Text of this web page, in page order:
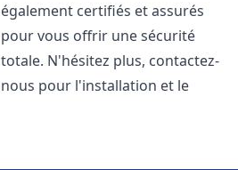
également certifiés et assurés
pour vous offrir une sécurité
totale. N'hésitez plus, contactez-
nous pour l'installation et le